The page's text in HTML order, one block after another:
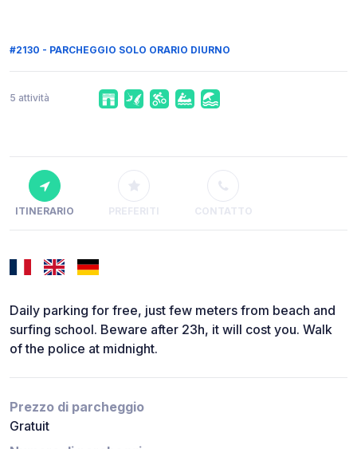
#2130 - PARCHEGGIO SOLO ORARIO DIURNO
5 attività
ITINERARIO PREFERITI CONTATTO
Daily parking for free, just few meters from beach and
surfing school. Beware after 23h, it will cost you. Walk
of the police at midnight.
Prezzo di parcheggio
Gratuit